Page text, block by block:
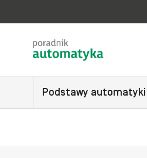
Podstawy automatyki